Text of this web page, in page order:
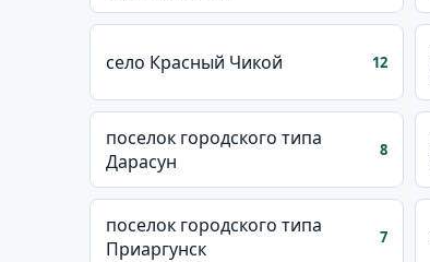
село Красный Чикой 12
поселок городского типа
Дарасун
8
поселок городского типа
Приаргунск
7